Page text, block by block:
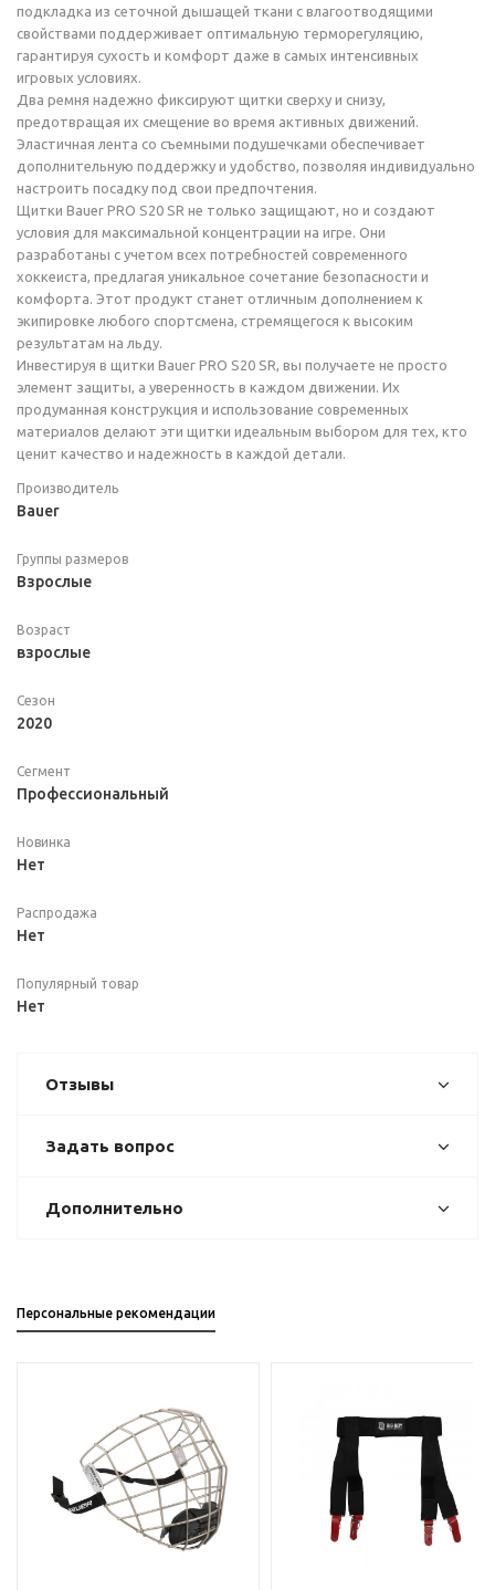
подкладка из сеточной дышащей ткани с влагоотводящими
свойствами поддерживает оптимальную терморегуляцию,
гарантируя сухость и комфорт даже в самых интенсивных
игровых условиях.
Два ремня надежно фиксируют щитки сверху и снизу,
предотвращая их смещение во время активных движений.
Эластичная лента со съемными подушечками обеспечивает
дополнительную поддержку и удобство, позволяя индивидуально
настроить посадку под свои предпочтения.
Щитки Bauer PRO S20 SR не только защищают, но и создают
условия для максимальной концентрации на игре. Они
разработаны с учетом всех потребностей современного
хоккеиста, предлагая уникальное сочетание безопасности и
комфорта. Этот продукт станет отличным дополнением к
экипировке любого спортсмена, стремящегося к высоким
результатам на льду.
Инвестируя в щитки Bauer PRO S20 SR, вы получаете не просто
элемент защиты, а уверенность в каждом движении. Их
продуманная конструкция и использование современных
материалов делают эти щитки идеальным выбором для тех, кто
ценит качество и надежность в каждой детали.
Производитель
Bauer
Группы размеров
Взрослые
Возраст
взрослые
Сезон
2020
Сегмент
Профессиональный
Новинка
Нет
Распродажа
Нет
Популярный товар
Нет
Отзывы
Задать вопрос
Дополнительно
Персональные рекомендации